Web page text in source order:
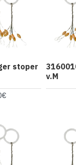
stoper
v.M